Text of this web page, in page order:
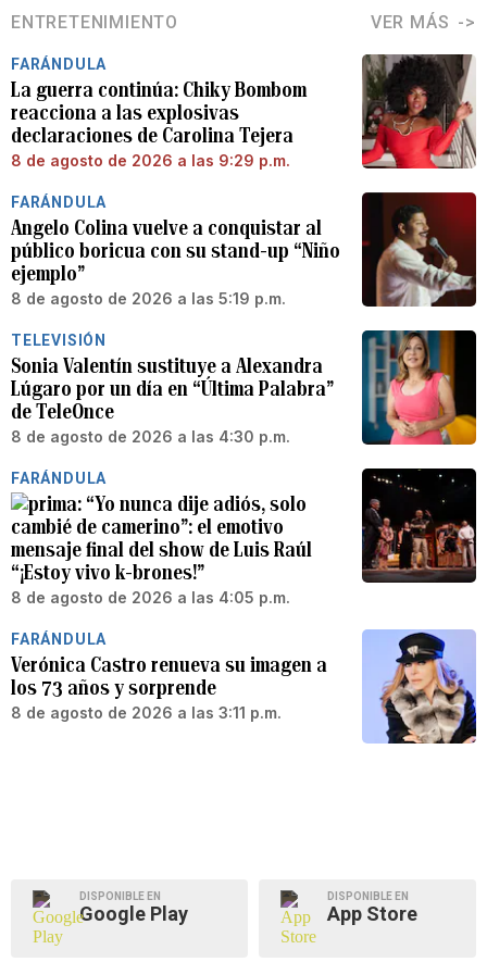
ENTRETENIMIENTO VER MÁS
FARÁNDULA
La guerra continúa: Chiky Bombom
reacciona a las explosivas
declaraciones de Carolina Tejera
8 de agosto de 2026 a las 9:29 p.m.
FARÁNDULA
Angelo Colina vuelve a conquistar al
público boricua con su stand-up “Niño
ejemplo”
8 de agosto de 2026 a las 5:19 p.m.
TELEVISIÓN
Sonia Valentín sustituye a Alexandra
Lúgaro por un día en “Última Palabra”
de TeleOnce
8 de agosto de 2026 a las 4:30 p.m.
FARÁNDULA
“Yo nunca dije adiós, solo
cambié de camerino”: el emotivo
mensaje final del show de Luis Raúl
“¡Estoy vivo k-brones!”
8 de agosto de 2026 a las 4:05 p.m.
FARÁNDULA
Verónica Castro renueva su imagen a
los 73 años y sorprende
8 de agosto de 2026 a las 3:11 p.m.
DISPONIBLE EN
Google Play
DISPONIBLE EN
App Store